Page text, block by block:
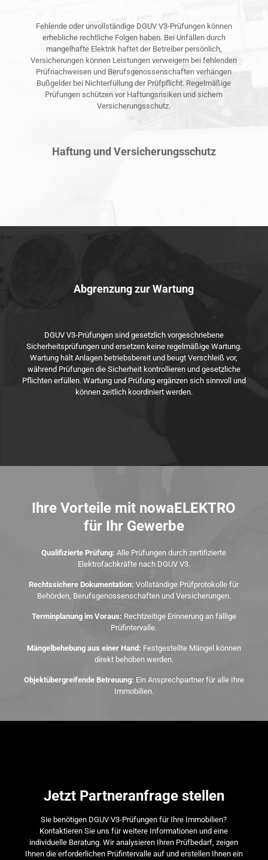
Fehlende oder unvollständige DGUV V3-Prüfungen können
erhebliche rechtliche Folgen haben. Bei Unfällen durch
mangelhafte Elektrik haftet der Betreiber persönlich,
Versicherungen können Leistungen verweigern bei fehlenden
Prüfnachweisen und Berufsgenossenschaften verhängen
Bußgelder bei Nichterfüllung der Prüfpflicht. Regelmäßige
Prüfungen schützen vor Haftungsrisiken und sichern
Versicherungsschutz.
Haftung und Versicherungsschutz
Abgrenzung zur Wartung
DGUV V3-Prüfungen sind gesetzlich vorgeschriebene
Sicherheitsprüfungen und ersetzen keine regelmäßige Wartung.
Wartung hält Anlagen betriebsbereit und beugt Verschleiß vor,
während Prüfungen die Sicherheit kontrollieren und gesetzliche
Pflichten erfüllen. Wartung und Prüfung ergänzen sich sinnvoll und
können zeitlich koordiniert werden.
Ihre Vorteile mit nowaELEKTRO
für Ihr Gewerbe
Qualifizierte Prüfung: Alle Prüfungen durch zertifizierte
Elektrofachkräfte nach DGUV V3.
Rechtssichere Dokumentation: Vollständige Prüfprotokolle für
Behörden, Berufsgenossenschaften und Versicherungen.
Terminplanung im Voraus: Rechtzeitige Erinnerung an fällige
Prüfintervalle.
Mängelbehebung aus einer Hand: Festgestellte Mängel können
direkt behoben werden.
Objektübergreifende Betreuung: Ein Ansprechpartner für alle Ihre
Immobilien.
Jetzt Partneranfrage stellen
Sie benötigen DGUV V3-Prüfungen für Ihre Immobilien?
Kontaktieren Sie uns für weitere Informationen und eine
individuelle Beratung. Wir analysieren Ihren Prüfbedarf, zeigen
Ihnen die erforderlichen Prüfintervalle auf und erstellen Ihnen ein